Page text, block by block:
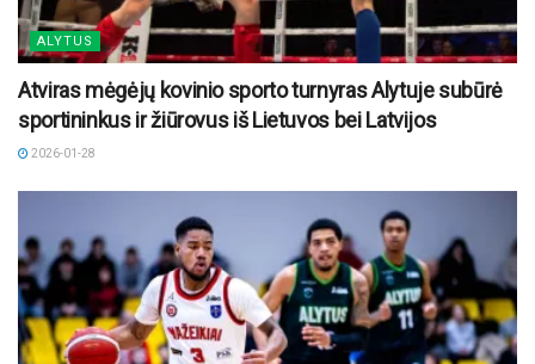
ALYTUS
Atviras mėgėjų kovinio sporto turnyras Alytuje subūrė
sportininkus ir žiūrovus iš Lietuvos bei Latvijos
2026-01-28